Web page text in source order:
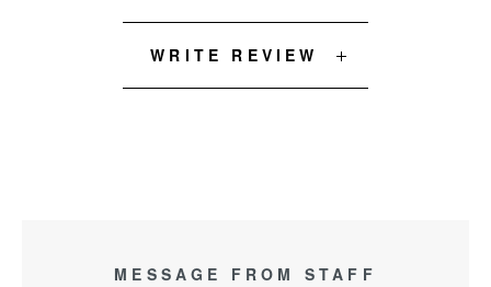
WRITE REVIEW
MESSAGE FROM STAFF